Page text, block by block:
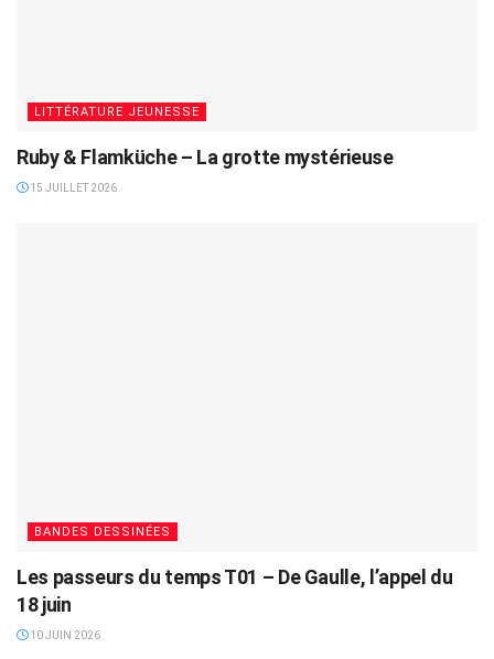
LITTÉRATURE JEUNESSE
Ruby & Flamküche – La grotte mystérieuse
15 JUILLET 2026
BANDES DESSINÉES
Les passeurs du temps T01 – De Gaulle, l’appel du
18 juin
10 JUIN 2026